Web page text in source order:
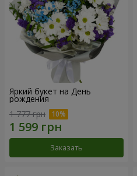
Яркий букет на День
рождения
1 777 грн
Заказать